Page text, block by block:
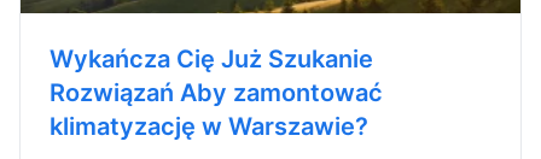
Wykańcza Cię Już Szukanie
Rozwiązań Aby zamontować
klimatyzację w Warszawie?